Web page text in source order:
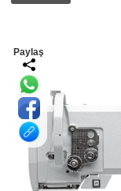
Paylaş